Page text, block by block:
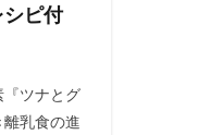
ピ付
ツナとグ
乳食の進